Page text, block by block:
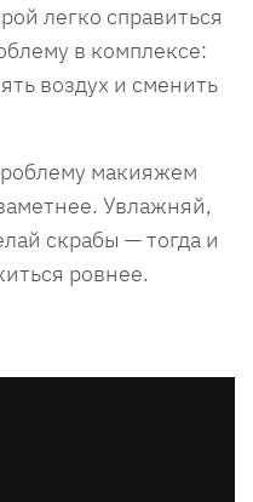
легко справиться
в комплексе:
воздух и сменить
макияжем
Увлажняй,
скрабы — тогда и
ровнее.